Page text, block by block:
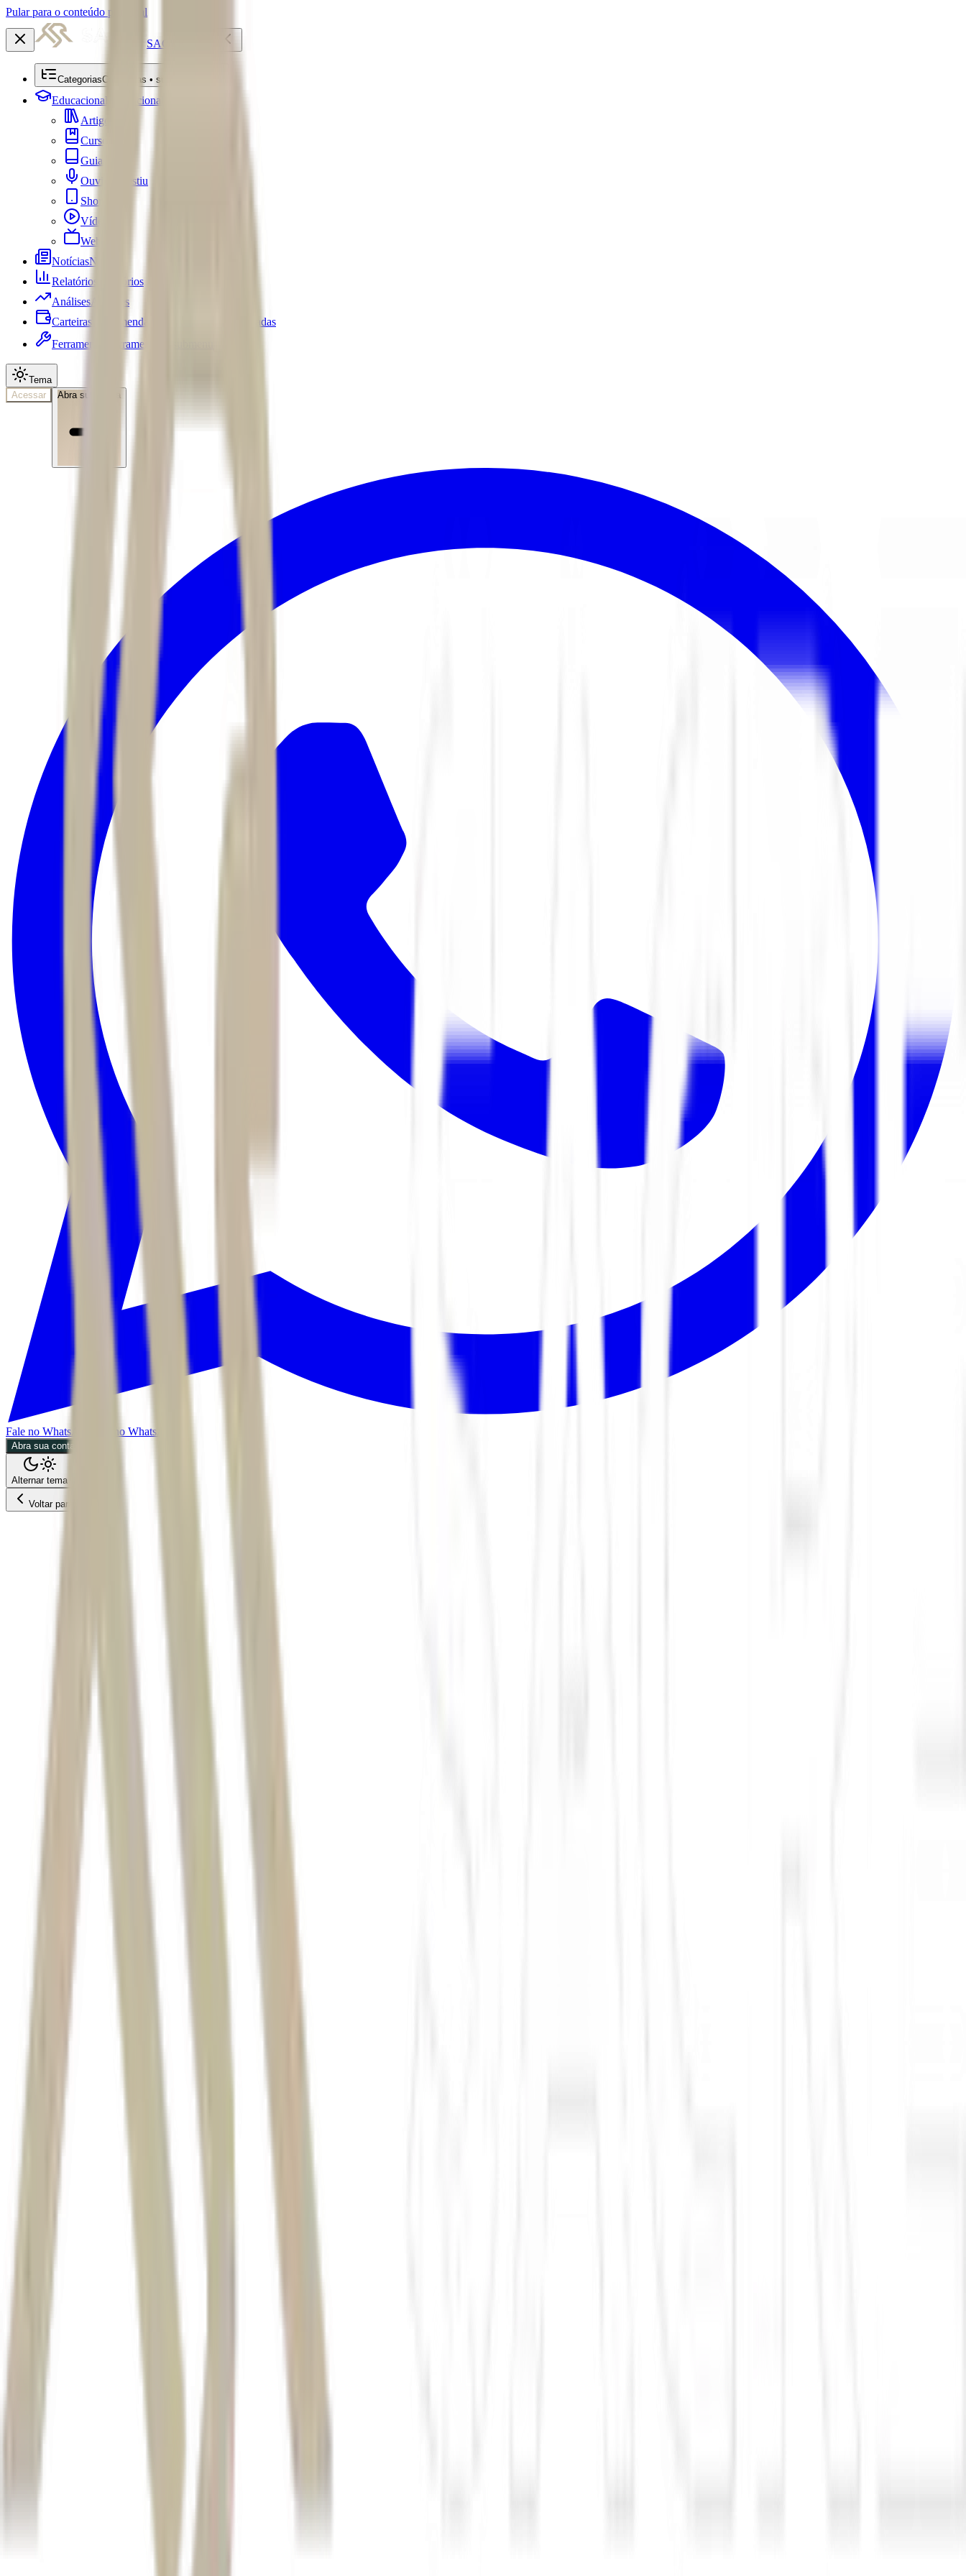
Pular para o conteúdo principal
SACRE
CategoriasCategorias • submenu
Educacional
Educacional
Artigos
Cursos
Guias
Ouviu Investiu
Shorts
Vídeos
Webséries
NotíciasNotícias
Relatórios
Relatórios
Análises Análises
Carteiras Recomendadas
Carteiras Recomendadas
Ferramentas
Ferramentas • submenu
Tema
Acessar
Abra sua conta
Fale no WhatsApp Fale no WhatsApp
Abra sua conta
Alternar tema
Voltar para o Feed